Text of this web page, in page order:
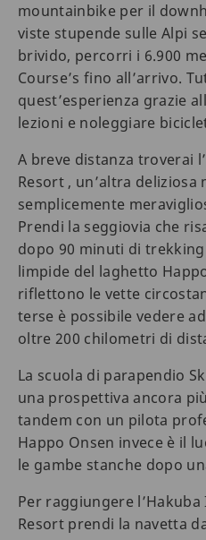
mountainbike per il
viste stupende sulle Alpi
brivido, percorri i 6.900
Course’s fino all’arrivo.
quest’esperienza grazie
lezioni e noleggiare
A breve distanza troverai
Resort , un’altra deliziosa
semplicemente
Prendi la seggiovia che
dopo 90 minuti di
limpide del laghetto
riflettono le vette
terse è possibile vedere
oltre 200 chilometri di
La scuola di parapendio
una prospettiva ancora
tandem con un pilota
Happo Onsen invece è il
le gambe stanche dopo
Per raggiungere
Resort prendi la navetta